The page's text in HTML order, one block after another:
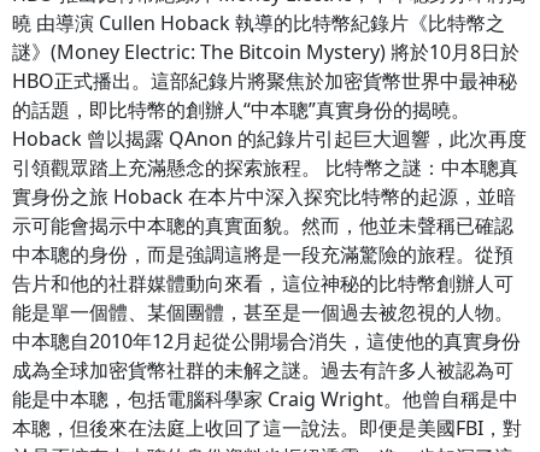
曉 由導演 Cullen Hoback 執導的比特幣紀錄片《比特幣之
謎》(Money Electric: The Bitcoin Mystery) 將於10月8日於
HBO正式播出。這部紀錄片將聚焦於加密貨幣世界中最神秘
的話題，即比特幣的創辦人“中本聰”真實身份的揭曉。
Hoback 曾以揭露 QAnon 的紀錄片引起巨大迴響，此次再度
引領觀眾踏上充滿懸念的探索旅程。 比特幣之謎：中本聰真
實身份之旅 Hoback 在本片中深入探究比特幣的起源，並暗
示可能會揭示中本聰的真實面貌。然而，他並未聲稱已確認
中本聰的身份，而是強調這將是一段充滿驚險的旅程。從預
告片和他的社群媒體動向來看，這位神秘的比特幣創辦人可
能是單一個體、某個團體，甚至是一個過去被忽視的人物。
中本聰自2010年12月起從公開場合消失，這使他的真實身份
成為全球加密貨幣社群的未解之謎。過去有許多人被認為可
能是中本聰，包括電腦科學家 Craig Wright。他曾自稱是中
本聰，但後來在法庭上收回了這一說法。即便是美國FBI，對